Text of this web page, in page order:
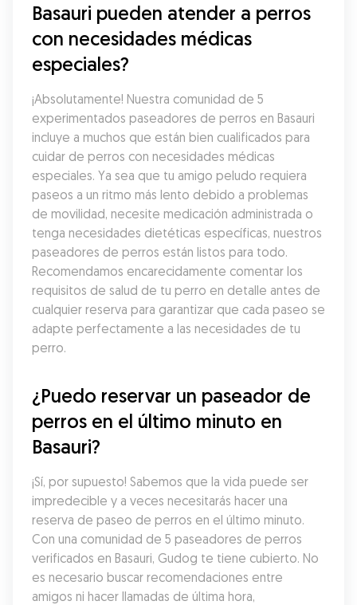
Basauri pueden atender a perros
con necesidades médicas
especiales?
¡Absolutamente! Nuestra comunidad de 5
experimentados paseadores de perros en Basauri
incluye a muchos que están bien cualificados para
cuidar de perros con necesidades médicas
especiales. Ya sea que tu amigo peludo requiera
paseos a un ritmo más lento debido a problemas
de movilidad, necesite medicación administrada o
tenga necesidades dietéticas específicas, nuestros
paseadores de perros están listos para todo.
Recomendamos encarecidamente comentar los
requisitos de salud de tu perro en detalle antes de
cualquier reserva para garantizar que cada paseo se
adapte perfectamente a las necesidades de tu
perro.
¿Puedo reservar un paseador de
perros en el último minuto en
Basauri?
¡Sí, por supuesto! Sabemos que la vida puede ser
impredecible y a veces necesitarás hacer una
reserva de paseo de perros en el último minuto.
Con una comunidad de 5 paseadores de perros
verificados en Basauri, Gudog te tiene cubierto. No
es necesario buscar recomendaciones entre
amigos ni hacer llamadas de última hora,